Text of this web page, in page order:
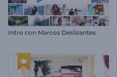
Intro con Marcos Deslizantes